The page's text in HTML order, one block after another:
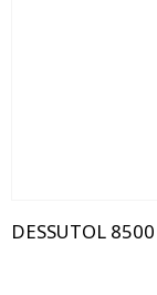
DESSUTOL 8500